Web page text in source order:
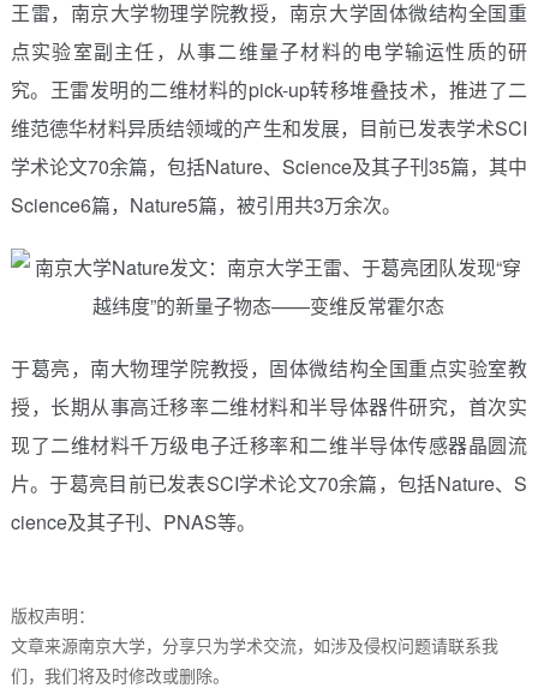
王雷，南京大学物理学院教授，南京大学固体微结构全国重
点实验室副主任，从事二维量子材料的电学输运性质的研
究。王雷发明的二维材料的pick-up转移堆叠技术，推进了二
维范德华材料异质结领域的产生和发展，目前已发表学术SCI
学术论文70余篇，包括Nature、Science及其子刊35篇，其中
Science6篇，Nature5篇，被引用共3万余次。
于葛亮，南大物理学院教授，固体微结构全国重点实验室教
授，长期从事高迁移率二维材料和半导体器件研究，首次实
现了二维材料千万级电子迁移率和二维半导体传感器晶圆流
片。于葛亮目前已发表SCI学术论文70余篇，包括Nature、S
cience及其子刊、PNAS等。
版权声明：
文章来源南京大学，分享只为学术交流，如涉及侵权问题请联系我
们，我们将及时修改或删除。